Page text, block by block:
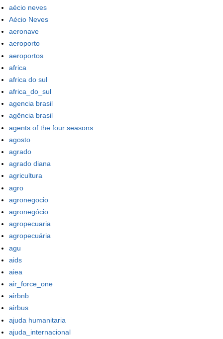
aécio neves
Aécio Neves
aeronave
aeroporto
aeroportos
africa
africa do sul
africa_do_sul
agencia brasil
agência brasil
agents of the four seasons
agosto
agrado
agrado diana
agricultura
agro
agronegocio
agronegócio
agropecuaria
agropecuária
agu
aids
aiea
air_force_one
airbnb
airbus
ajuda humanitaria
ajuda_internacional